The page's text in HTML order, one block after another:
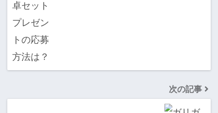
次の記事